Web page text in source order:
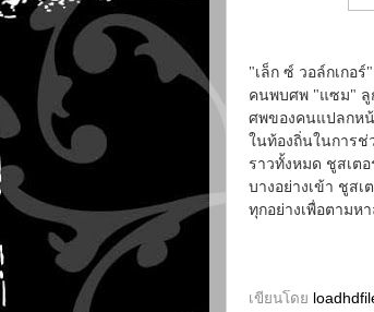
"เล็ก ซ์ วอล์กเกอ
คนพบศพ "แซม" ลู
ศพของคนแปลกหน้
ในท้องถิ่นในการช่
ราวทั้งหมด ชูสเต
บางอย่างเข้า ชูสเ
ทุกอย่างเพื่อตามห
เขียนโดย